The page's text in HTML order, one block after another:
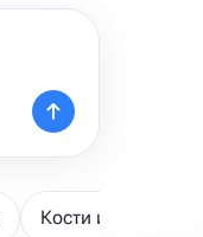
Кости и общие